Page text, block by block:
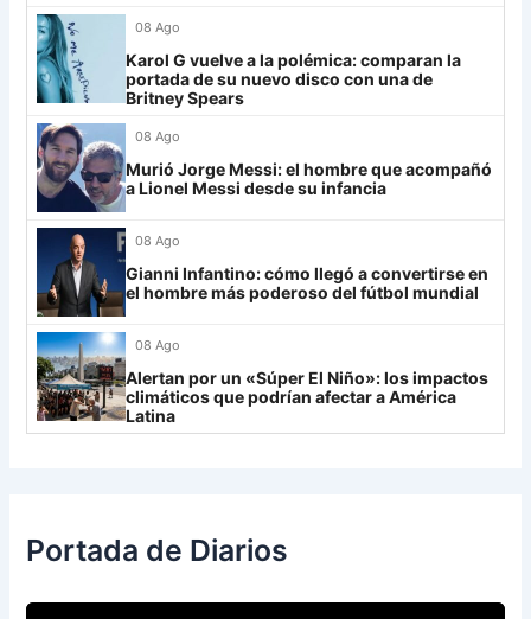
Mirassol
Lanús
Always Ready
Grupo H
IDV
Rosario Central
UCV FC 9
28 Riestra
29
30 Estudiantes RC 19 -21
08 Ago
Karol G vuelve a la polémica: comparan la
portada de su nuevo disco con una de
Britney Spears
08 Ago
Murió Jorge Messi: el hombre que acompañó
a Lionel Messi desde su infancia
08 Ago
Gianni Infantino: cómo llegó a convertirse en
el hombre más poderoso del fútbol mundial
08 Ago
Alertan por un «Súper El Niño»: los impactos
climáticos que podrían afectar a América
Latina
Portada de Diarios